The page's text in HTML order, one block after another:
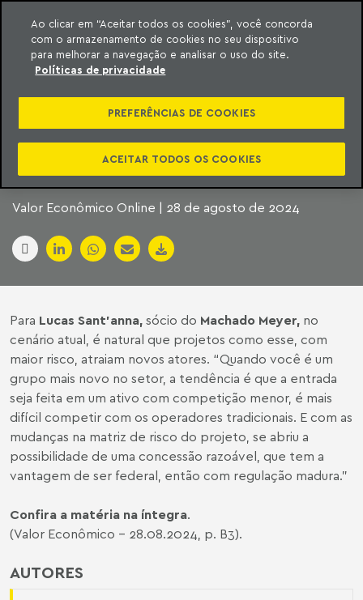
o conteúdo
Machado Meyer
LEILÃO DA ‘RODOVIA
DA MORTE’ ATRAI
OPPORTUNITY E 4UM
Valor Econômico Online | 28 de agosto de 2024
AUTORES
Para Lucas Sant’anna, sócio do Machado Meyer, no
cenário atual, é natural que projetos como esse, com
maior risco, atraiam novos atores. “Quando você é um
grupo mais novo no setor, a tendência é que a entrada
seja feita em um ativo com competição menor, é mais
difícil competir com os operadores tradicionais. E com as
mudanças na matriz de risco do projeto, se abriu a
possibilidade de uma concessão razoável, que tem a
vantagem de ser federal, então com regulação madura.”
Confira a matéria na íntegra.
(Valor Econômico - 28.08.2024, p. B3).
Ao clicar em “Aceitar todos os cookies”, você concorda
com o armazenamento de cookies no seu dispositivo
para melhorar a navegação e analisar o uso do site.
Políticas de privacidade
PREFERÊNCIAS DE COOKIES
ACEITAR TODOS OS COOKIES